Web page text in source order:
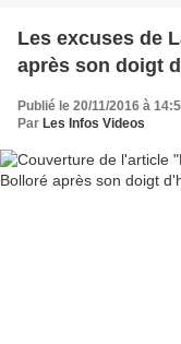
Les excuses de
après son doigt
Publié le 20/11/2016 à
Par Les Infos Videos